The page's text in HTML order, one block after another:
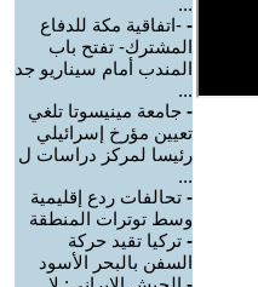
...
- -اتفاقية مكة للدفاع
المشترك- تفتح باب
المندب أمام سيناريو جد
...
- جامعة مينيسوتا تلغي
تعيين مؤرخ إسرائيلي
رئيسا لمركز دراسات ل
...
- تحالفات ردع إقليمية
وسط توترات المنطقة
- تركيا تقيد حركة
السفن بالبحر الأسود